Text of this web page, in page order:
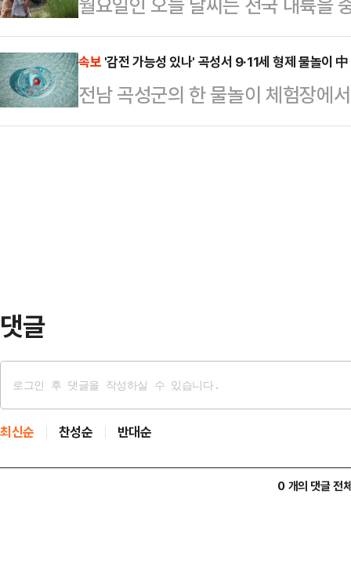
보유했기 때문이다. ‘스카이캐슬’,
‘냉장고를 부…
초 해경과 함께 헬기 1대와 장비
내 수색 작업에 나섰다.하지만 기상
6시쯤 종료됐다. 다만 속초 해경은
대에 대한 수색을 이어갔다.A군은
하려고…
리는 곳이 있겠고, 제주는 최대 60
상청은 이날 "소나기가 내리는 지
러운 곳이 있겠다"고 예보했다
▲서울·인천·경기 5~40㎜ ▲강
속보 '감전 가능성 있나' 곡성서 9·11세 형제 물놀이
전남 곡성군의 한 물놀이 체험장에
다.21일 전남 곡성경찰서 등에 따
댓글
최신순 찬성순 반대순
0 개의 댓글 전